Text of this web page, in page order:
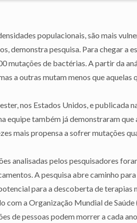
populacionais, são mais
demonstra pesquisa. Para chegar a
mutações de bactérias. A partir da
a outras mutam menos que aquelas
nos Estados Unidos, e publicada
equipe também já demonstraram que
mais propensa a sofrer mutações
analisadas pelos pesquisadores
A pesquisa abre caminho
para a descoberta de terapias
com a Organização Mundial de Saúde
de pessoas podem morrer a cada